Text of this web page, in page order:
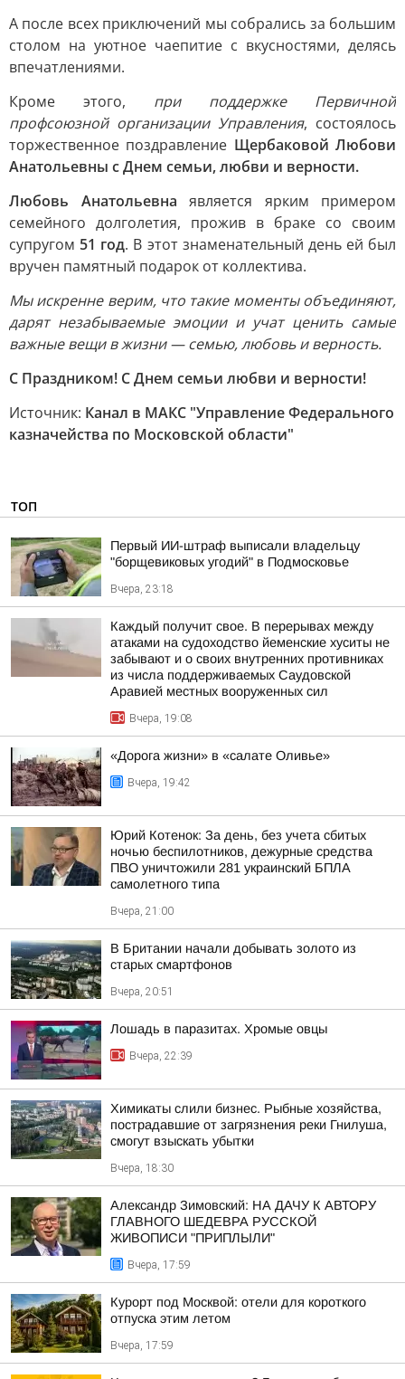
А после всех приключений мы собрались за большим
столом на уютное чаепитие с вкусностями, делясь
впечатлениями.
Кроме этого, при поддержке Первичной
профсоюзной организации Управления, состоялось
торжественное поздравление Щербаковой Любови
Анатольевны с Днем семьи, любви и верности.
Любовь Анатольевна является ярким примером
семейного долголетия, прожив в браке со своим
супругом 51 год. В этот знаменательный день ей был
вручен памятный подарок от коллектива.
Мы искренне верим, что такие моменты объединяют,
дарят незабываемые эмоции и учат ценить самые
важные вещи в жизни — семью, любовь и верность.
С Праздником! С Днем семьи любви и верности!
Источник: Канал в МАКС "Управление Федерального
казначейства по Московской области"
ТОП
Первый ИИ-штраф выписали владельцу
"борщевиковых угодий" в Подмосковье
Вчера, 23:18
Каждый получит свое. В перерывах между
атаками на судоходство йеменские хуситы не
забывают и о своих внутренних противниках
из числа поддерживаемых Саудовской
Аравией местных вооруженных сил
Вчера, 19:08
«Дорога жизни» в «салате Оливье»
Вчера, 19:42
Юрий Котенок: За день, без учета сбитых
ночью беспилотников, дежурные средства
ПВО уничтожили 281 украинский БПЛА
самолетного типа
Вчера, 21:00
В Британии начали добывать золото из
старых смартфонов
Вчера, 20:51
Лошадь в паразитах. Хромые овцы
Вчера, 22:39
Химикаты слили бизнес. Рыбные хозяйства,
пострадавшие от загрязнения реки Гнилуша,
смогут взыскать убытки
Вчера, 18:30
Александр Зимовский: НА ДАЧУ К АВТОРУ
ГЛАВНОГО ШЕДЕВРА РУССКОЙ
ЖИВОПИСИ "ПРИПЛЫЛИ"
Вчера, 17:59
Курорт под Москвой: отели для короткого
отпуска этим летом
Вчера, 17:59